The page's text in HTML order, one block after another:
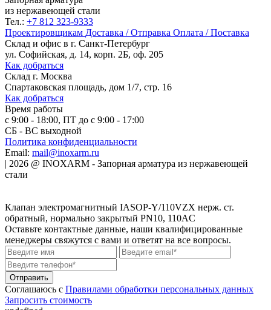
из нержавеющей стали
Тел.: +7 812 323-9333
Проектировщикам Доставка / Отправка Оплата / Поставка
Склад и офис в г. Санкт-Петербург
ул. Софийская, д. 14, корп. 2Б, оф. 205
Как добраться
Склад г. Москва
Спартаковская площадь, дом 1/7, стр. 16
Как добраться
Время работы
с 9:00 - 18:00, ПТ до с 9:00 - 17:00
СБ - ВС выходной
Политика конфиденциальности
Email: mail@inoxarm.ru
| 2026 @ INOXARM - Запорная арматура из нержавеющей
стали
Клапан электромагнитный IASOP-Y/110VZX нерж. ст.
обратный, нормально закрытый PN10, 110AC
Оставьте контактные данные, наши квалифицированные
менеджеры свяжутся с вами и ответят на все вопросы.
Соглашаюсь с Правилами обработки персональных данных
Запросить стоимость